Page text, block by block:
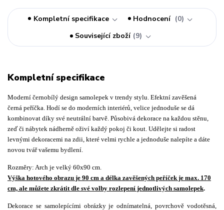
Kompletní specifikace Hodnocení
0
Související zboží 9
Kompletní specifikace
Moderní černobílý design samolepek v trendy stylu. Efektní zavěšená
černá peříčka. Hodí se do moderních interiérů, velice jednoduše se dá
kombinovat díky své neutrální barvě. Působivá dekorace na každou stěnu,
zeď či nábytek nádherně oživí každý pokoj či kout. Udělejte si radost
levnými dekoracemi na zdii, které velmi rychle a jednoduše nalepíte a dáte
novou tvář vašemu bydlení.
Rozměry: Arch je velký 60x90 cm.
Výška hotového obrazu je 90 cm a délka zavěšených peříček je max. 170
cm, ale můžete zkrátit dle své volby rozlepení jednotlivých samolepek.
Dekorace se samolepícími obrázky je odnímatelná, povrchově vodotěsná,